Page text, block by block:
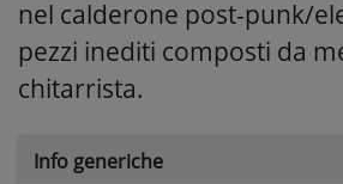
nel calderone post-punk/
pezzi inediti composti da
chitarrista.
Info generiche